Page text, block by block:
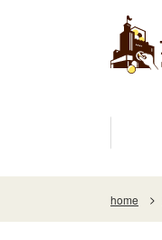
home